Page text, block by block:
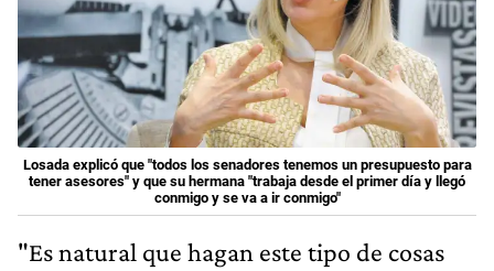
Losada explicó que "todos los senadores tenemos un presupuesto para
tener asesores" y que su hermana "trabaja desde el primer día y llegó
conmigo y se va a ir conmigo"
"Es natural que hagan este tipo de cosas